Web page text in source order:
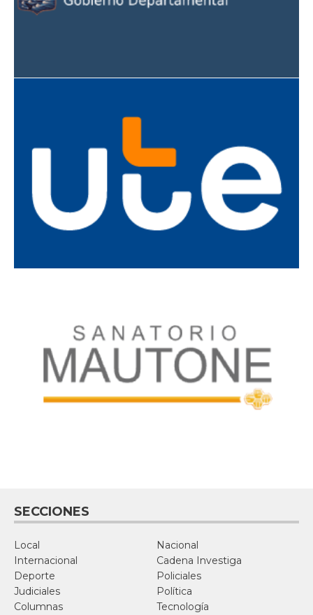
SECCIONES
Local
Nacional
Internacional
Cadena Investiga
Deporte
Policiales
Judiciales
Política
Columnas
Tecnología